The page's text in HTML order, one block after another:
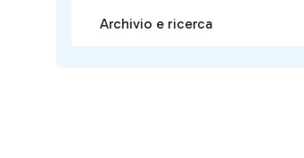
Archivio e ricerca